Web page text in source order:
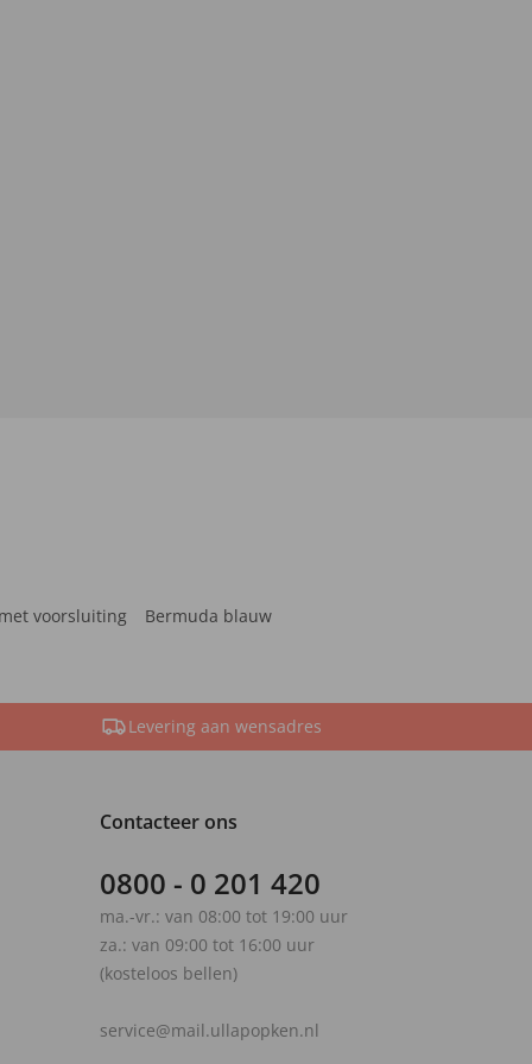
voorsluiting
Bermuda blauw
Levering aan wensadres
Contacteer ons
0800 - 0 201 420
ma.-vr.: van 08:00 tot 19:00 uur
za.: van 09:00 tot 16:00 uur
(kosteloos bellen)
service@mail.ullapopken.nl